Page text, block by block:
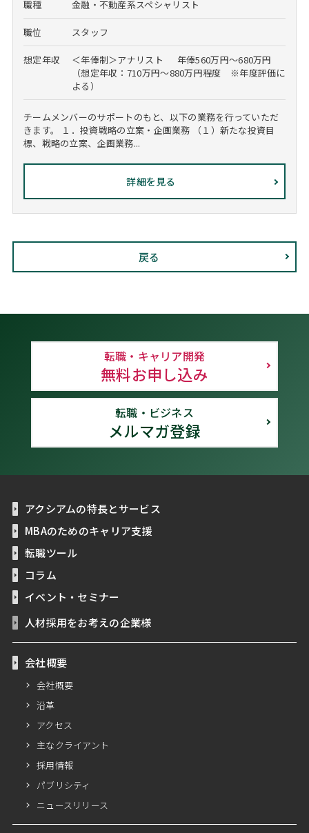
職種 金融・不動産系スペシャリスト
職位 スタッフ
想定年収
＜年俸制＞アナリスト 年俸560万円～680万円
（想定年収：710万円～880万円程度 ※年度評価に
よる）
チームメンバーのサポートのもと、以下の業務を行っていただ
きます。 １．投資戦略の立案・企画業務 （１）新たな投資目
標、戦略の立案、企画業務...
詳細を見る
戻る
転職・キャリア開発
無料お申し込み
転職・ビジネス
メルマガ登録
アクシアムの特長とサービス
MBAのためのキャリア支援
転職ツール
コラム
イベント・セミナー
人材採用をお考えの企業様
会社概要
会社概要
沿革
アクセス
主なクライアント
採用情報
パブリシティ
ニュースリリース